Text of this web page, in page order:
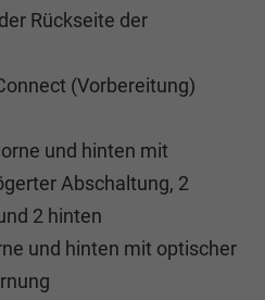
Rückseite der
(Vorbereitung)
und hinten mit
Abschaltung, 2
2 hinten
und hinten mit optischer